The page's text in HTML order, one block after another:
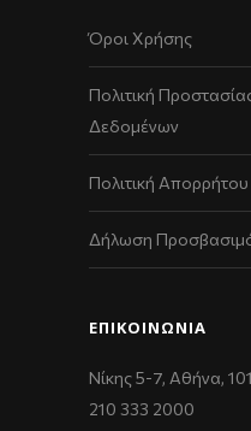
Όροι Χρήσης
Πολιτική
Δεδομένων
Πολιτική
Δήλωση
ΕΠΙΚΟΙΝΩΝΊΑ
Νίκης 5-7, Αθήνα,
210 333 2000